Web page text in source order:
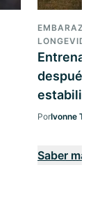
después
PorIvonne
Saber más